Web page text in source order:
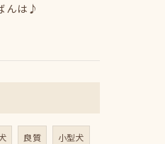
んは♪
良質 小型犬